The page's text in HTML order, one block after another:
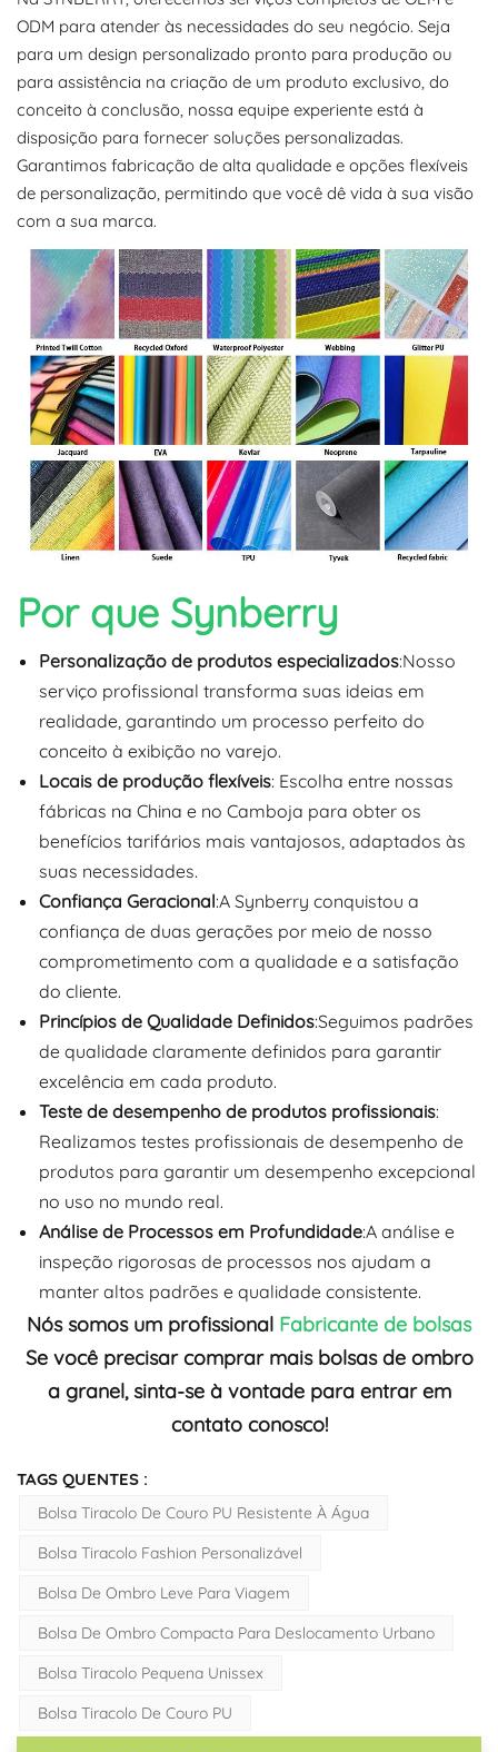
ODM para atender às necessidades do seu negócio. Seja
para um design personalizado pronto para produção ou
para assistência na criação de um produto exclusivo, do
conceito à conclusão, nossa equipe experiente está à
disposição para fornecer soluções personalizadas.
Garantimos fabricação de alta qualidade e opções flexíveis
de personalização, permitindo que você dê vida à sua visão
com a sua marca.
Por que Synberry
Personalização de produtos especializados:Nosso
serviço profissional transforma suas ideias em
realidade, garantindo um processo perfeito do
conceito à exibição no varejo.
Locais de produção flexíveis: Escolha entre nossas
fábricas na China e no Camboja para obter os
benefícios tarifários mais vantajosos, adaptados às
suas necessidades.
Confiança Geracional:A Synberry conquistou a
confiança de duas gerações por meio de nosso
comprometimento com a qualidade e a satisfação
do cliente.
Princípios de Qualidade Definidos:Seguimos padrões
de qualidade claramente definidos para garantir
excelência em cada produto.
Teste de desempenho de produtos profissionais:
Realizamos testes profissionais de desempenho de
produtos para garantir um desempenho excepcional
no uso no mundo real.
Análise de Processos em Profundidade:A análise e
inspeção rigorosas de processos nos ajudam a
manter altos padrões e qualidade consistente.
Nós somos um profissional Fabricante de bolsas
Se você precisar comprar mais bolsas de ombro
a granel, sinta-se à vontade para entrar em
contato conosco!
TAGS QUENTES :
Bolsa Tiracolo De Couro PU Resistente À Água
Bolsa Tiracolo Fashion Personalizável
Bolsa De Ombro Leve Para Viagem
Bolsa De Ombro Compacta Para Deslocamento Urbano
Bolsa Tiracolo Pequena Unissex
Bolsa Tiracolo De Couro PU